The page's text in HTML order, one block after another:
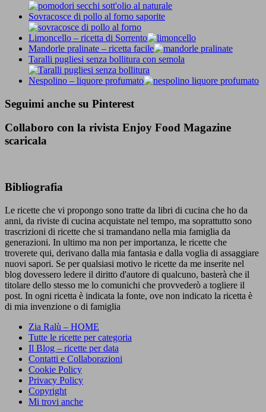
Sovracosce di pollo al forno saporite
Limoncello – ricetta di Sorrento
Mandorle pralinate – ricetta facile
Taralli pugliesi senza bollitura con semola
Nespolino – liquore profumato
Seguimi anche su Pinterest
Collaboro con la rivista Enjoy Food Magazine
scaricala
Bibliografia
Le ricette che vi propongo sono tratte da libri di cucina che ho da
anni, da riviste di cucina acquistate nel tempo, ma soprattutto sono
trascrizioni di ricette che si tramandano nella mia famiglia da
generazioni. In ultimo ma non per importanza, le ricette che
troverete qui, derivano dalla mia fantasia e dalla voglia di assaggiare
nuovi sapori. Se per qualsiasi motivo le ricette da me inserite nel
blog dovessero ledere il diritto d'autore di qualcuno, basterà che il
titolare dello stesso me lo comunichi che provvederò a togliere il
post. In ogni ricetta è indicata la fonte, ove non indicato la ricetta è
di mia invenzione o di famiglia
Zia Ralù – HOME
Tutte le ricette per categoria
Il Blog – ricette per data
Contatti e Collaborazioni
Cookie Policy
Privacy Policy
Copyright
Mi trovi anche